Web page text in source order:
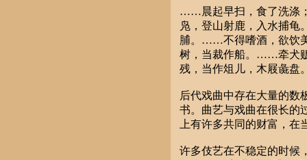
……晨起早扫，食了洗涤
凫，登山射鹿，入水捕
脯。……不得嗜酒，欲饮
树，当裁作船。……牵犬
残，当作俎儿，木屐彘
后代戏曲中存在大量的数
书。曲艺与戏曲在很长的
上有许多共同的财富，
许多伎艺在不稳定的时候